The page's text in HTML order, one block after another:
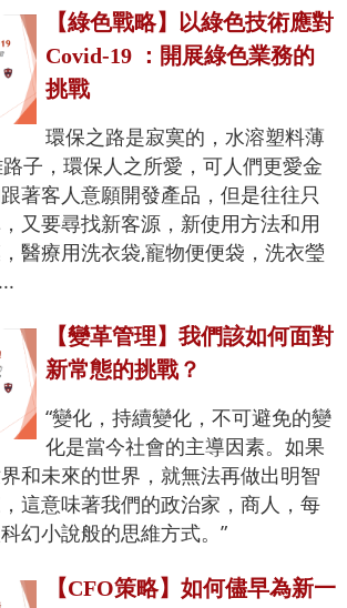
【綠色戰略】以綠色技術應對
Covid-19 ：開展綠色業務的
挑戰
環保之路是寂寞的，水溶塑料薄
子，環保人之所愛，可人們更愛金
著客人意願開發產品，但是往往只
又要尋找新客源，新使用方法和用
醫療用洗衣袋,寵物便便袋，洗衣瑩
【變革管理】我們該如何面對
新常態的挑戰？
“變化，持續變化，不可避免的變
化是當今社會的主導因素。如果
和未來的世界，就無法再做出明智
這意味著我們的政治家，商人，每
幻小說般的思維方式。”
【CFO策略】如何儘早為新一